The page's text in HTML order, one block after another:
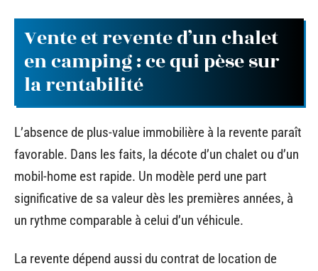
Vente et revente d’un chalet
en camping : ce qui pèse sur
la rentabilité
L’absence de plus-value immobilière à la revente paraît
favorable. Dans les faits, la décote d’un chalet ou d’un
mobil-home est rapide. Un modèle perd une part
significative de sa valeur dès les premières années, à
un rythme comparable à celui d’un véhicule.
La revente dépend aussi du contrat de location de